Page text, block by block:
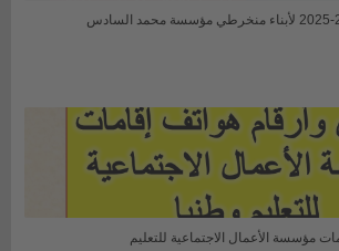
مؤسسة الأعمال الاجتماعية للتعليم